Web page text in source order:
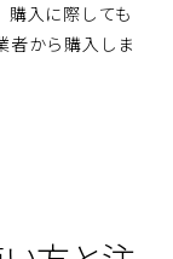
購入に際しても
者から購入しま